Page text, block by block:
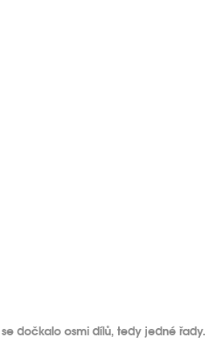
dočkalo osmi dílů, tedy jedné řady.